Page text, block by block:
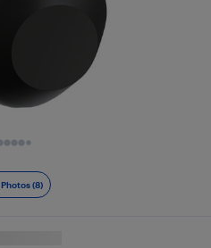
Photos (8)